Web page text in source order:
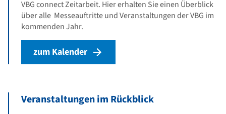
VBG connect Zeitarbeit. Hier erhalten Sie einen Überblick
über alle Messeauftritte und Veranstaltungen der VBG im
kommenden Jahr.
zum Kalender
Veranstaltungen im Rückblick